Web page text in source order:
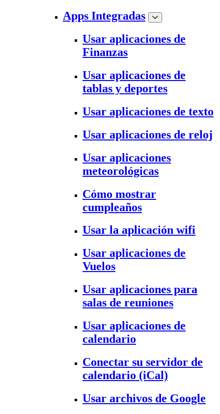
Apps Integradas
Usar aplicaciones de
Finanzas
Usar aplicaciones de
tablas y deportes
Usar aplicaciones de texto
Usar aplicaciones de reloj
Usar aplicaciones
meteorológicas
Cómo mostrar
cumpleaños
Usar la aplicación wifi
Usar aplicaciones de
Vuelos
Usar aplicaciones para
salas de reuniones
Usar aplicaciones de
calendario
Conectar su servidor de
calendario (iCal)
Usar archivos de Google